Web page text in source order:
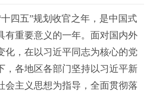
十四五”规划收官之年，是中国式
有重要意义的一年。面对国内外
化，在以习近平同志为核心的党
，各地区各部门坚持以习近平新
会主义思想为指导，全面贯彻落